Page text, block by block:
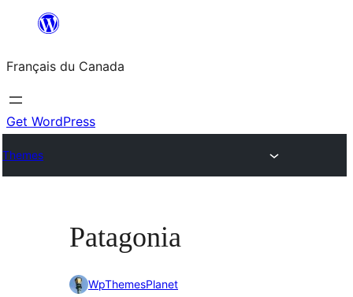
contenu
Français du Canada
Get WordPress
Themes
Patagonia
WpThemesPlanet